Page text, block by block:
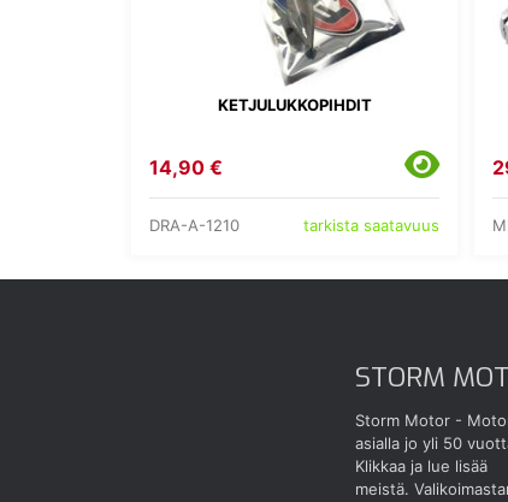
KETJULUKKOPIHDIT
14,90 €
DRA-A-1210 tarkista saatavuus
STORM
Storm Motor -
asialla jo yli 50
Klikkaa ja lue lisää
meistä.